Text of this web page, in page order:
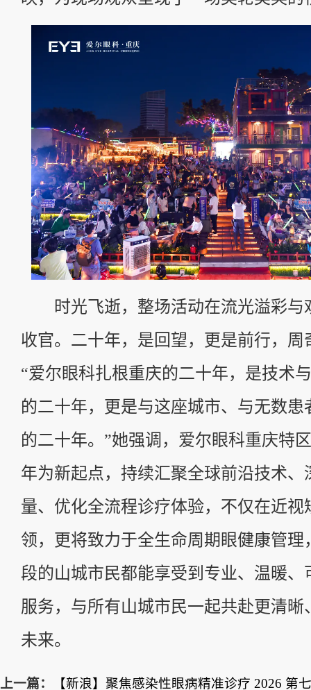
时光飞逝，整场活动在流光溢彩与
收官。二十年，是回望，更是前行，周
“爱尔眼科扎根重庆的二十年，是技术
的二十年，更是与这座城市、与无数患
的二十年。”她强调，爱尔眼科重庆特
年为新起点，持续汇聚全球前沿技术、
量、优化全流程诊疗体验，不仅在近视
领，更将致力于全生命周期眼健康管理
段的山城市民都能享受到专业、温暖、
服务，与所有山城市民一起共赴更清晰
未来。
上一篇： 【新浪】聚焦感染性眼病精准诊疗 2026 第